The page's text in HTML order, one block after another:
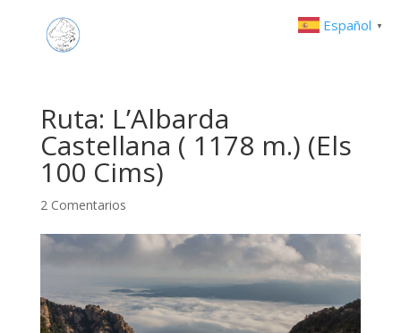
Ruta: L’Albarda
Castellana ( 1178 m.) (Els
100 Cims)
2 Comentarios
Español ▼